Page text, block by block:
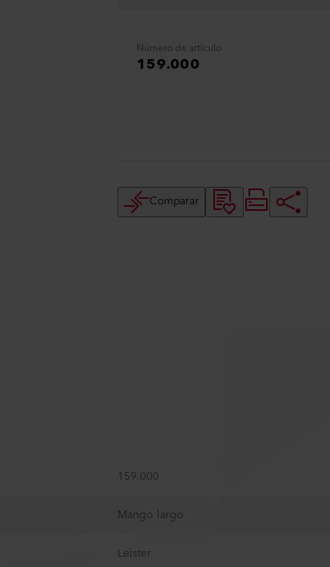
Número de artículo
159.000
Comparar
159.000
Mango largo
Leister